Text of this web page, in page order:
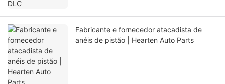
Fabricante e fornecedor atacadista de
anéis de pistão | Hearten Auto Parts